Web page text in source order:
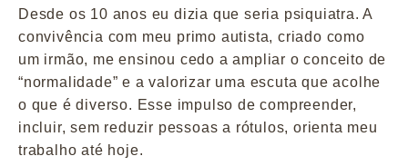
Desde os 10 anos eu dizia que seria psiquiatra. A
convivência com meu primo autista, criado como
um irmão, me ensinou cedo a ampliar o conceito de
“normalidade” e a valorizar uma escuta que acolhe
o que é diverso. Esse impulso de compreender,
incluir, sem reduzir pessoas a rótulos, orienta meu
trabalho até hoje.